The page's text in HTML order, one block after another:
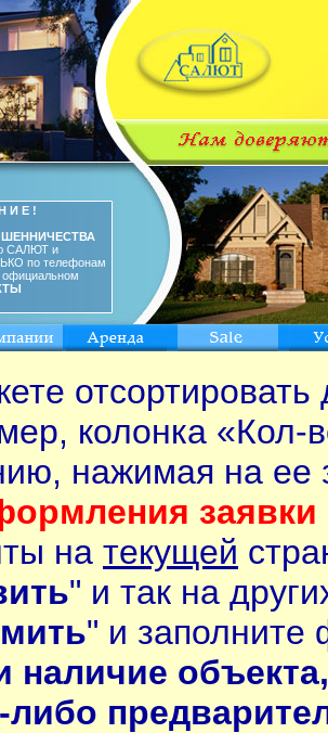
И Е !
САЛЮТ и
по телефонам
официальном
колонка «Кол-
нажимая на ее
заявки
на текущей
" и так на
" и заполните
наличие
либо